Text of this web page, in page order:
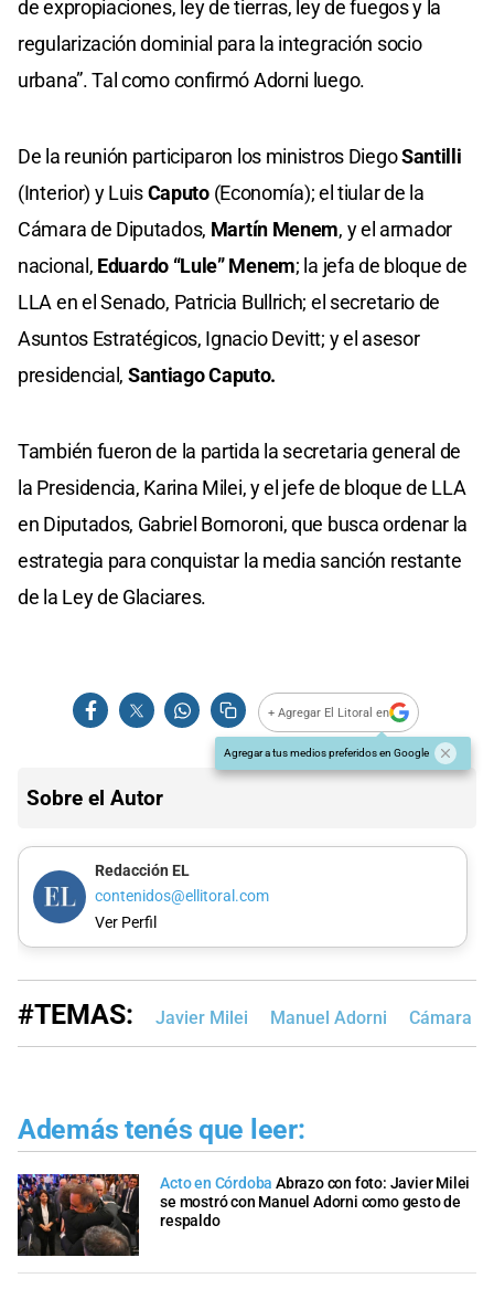
de expropiaciones, ley de tierras, ley de fuegos y la
regularización dominial para la integración socio
urbana”. Tal como confirmó Adorni luego.
De la reunión participaron los ministros DiegoSantilli
(Interior) y LuisCaputo(Economía); el tiular de la
Cámara de Diputados, Martín Menem, y el armador
nacional, Eduardo “Lule” Menem; la jefa de bloque de
LLA en el Senado, Patricia Bullrich; el secretario de
Asuntos Estratégicos, Ignacio Devitt; y el asesor
presidencial, Santiago Caputo.
También fueron de la partida la secretaria general de
la Presidencia, Karina Milei, y el jefe de bloque de LLA
en Diputados, Gabriel Bornoroni, que busca ordenar la
estrategia para conquistar la media sanción restante
de la Ley de Glaciares.
+ Agregar El Litoral en
Agregar a tus medios preferidos en Google
Sobre el Autor
Redacción EL
contenidos@ellitoral.com
Ver Perfil
#TEMAS: Javier Milei Manuel Adorni Cámara
Además tenés que leer:
Acto en Córdoba Abrazo con foto: Javier Milei
se mostró con Manuel Adorni como gesto de
respaldo